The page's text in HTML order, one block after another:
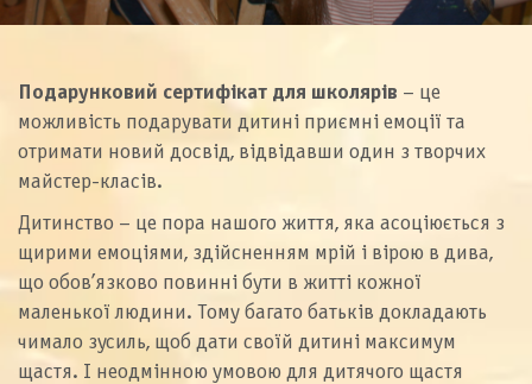
Подарунковий сертифікат для школярів – це
можливість подарувати дитині приємні емоції та
отримати новий досвід, відвідавши один з творчих
майстер-класів.
Дитинство – це пора нашого життя, яка асоціюється з
щирими емоціями, здійсненням мрій і вірою в дива,
що обов’язково повинні бути в житті кожної
маленької людини. Тому багато батьків докладають
чимало зусиль, щоб дати своїй дитині максимум
щастя. І неодмінною умовою для дитячого щастя